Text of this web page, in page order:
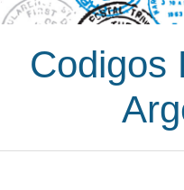
Codigos